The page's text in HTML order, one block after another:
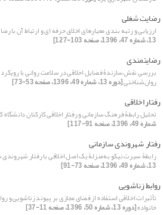
رضایت شغلی
ارزیابی و رتبه بندی معیارهای اخلاق حرفه ای و ارتباط آن با
13، شماره 47، 1396، صفحه 103-127]
رضایتمندی
بررسی نقش سازندۀ فضایل اخلاقی در سلامت روانی با
روان‌شناختی[دوره 13، شماره 49، 1396، صفحه 53-73]
رفتار اخلاقی
تحلیل رابطۀ فرهنگ سازمانی و رفتار اخلاقی کارکنان دانشگاه
شماره 49، 1396، صفحه 91-117]
رفتار شهروندی سازمانی
رابطۀ سیرت نیکو به‌منزلۀ یک اصل اخلاقی با رفتار شهروندی
13، شماره 49، 1396، صفحه 73-91]
روابط زناشویی
تأثیرات اخلاقی استفاده از فضای مجازی بر پیوند زناشویی و
خانواده[دوره 13، شماره 50، 1396، صفحه 11-37]